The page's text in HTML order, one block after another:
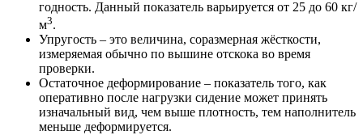
годность. Данный показатель варьируется от 25 до 60 кг/
м3.
Упругость – это величина, соразмерная жёсткости,
измеряемая обычно по вышине отскока во время
проверки.
Остаточное деформирование – показатель того, как
оперативно после нагрузки сидение может принять
изначальный вид, чем выше плотность, тем наполнитель
меньше деформируется.